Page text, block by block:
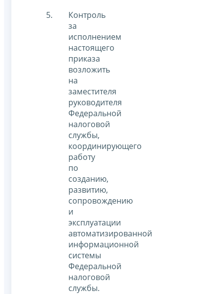
Контроль
за
исполнением
настоящего
приказа
возложить
на
заместителя
руководителя
Федеральной
налоговой
службы,
координирующего
работу
по
созданию,
развитию,
сопровождению
и
эксплуатации
автоматизированной
информационной
системы
Федеральной
налоговой
службы.